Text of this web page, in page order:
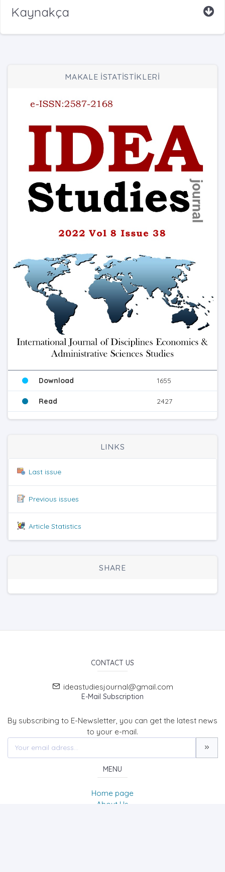
Kaynakça
MAKALE İSTATİSTİKLERİ
Download 1655
Read 2427
LINKS
Last issue
Previous issues
Article Statistics
SHARE
CONTACT US
ideastudiesjournal@gmail.com
E-Mail Subscription
By subscribing to E-Newsletter, you can get the latest news
to your e-mail.
MENU
Home page
About Us